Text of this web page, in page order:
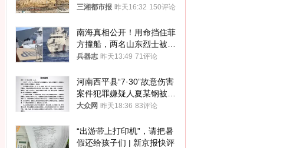
中9岁男孩被巨浪卷入海
三湘都市报 昨天16:32 150评论
南海真相公开！用命挡住菲
方撞船，两名山东烈士被授
武警最高荣誉
兵器志 昨天13:49 71评论
河南西平县“7·30”故意伤害
案件犯罪嫌疑人夏某钢被抓
获
大众网 昨天18:36 83评论
“出游带上打印机”，请把暑
假还给孩子们 | 新京报快评